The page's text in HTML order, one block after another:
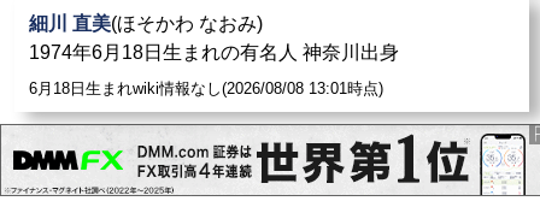
細川 直美(ほそかわ なおみ)
1974年6月18日生まれの有名人 神奈川出身
6月18日生まれwiki情報なし(2026/08/08 13:01時点)